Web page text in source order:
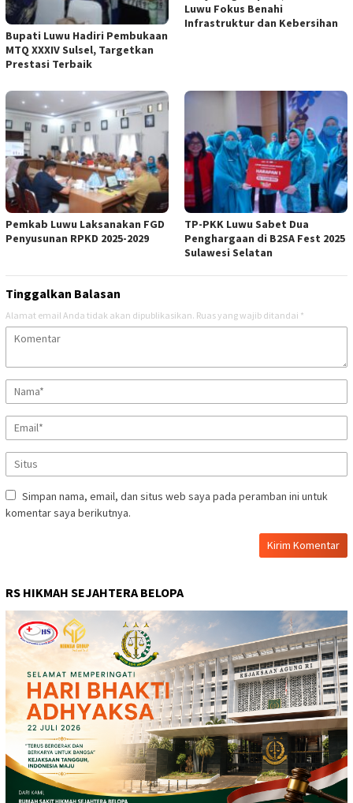
Bupati Luwu Hadiri Pembukaan
MTQ XXXIV Sulsel, Targetkan
Prestasi Terbaik
Luwu Fokus Benahi
Infrastruktur dan Kebersihan
Pemkab Luwu Laksanakan FGD
Penyusunan RPKD 2025-2029
TP-PKK Luwu Sabet Dua
Penghargaan di B2SA Fest 2025
Sulawesi Selatan
Tinggalkan Balasan
Alamat email Anda tidak akan dipublikasikan. Ruas yang wajib ditandai *
Simpan nama, email, dan situs web saya pada peramban ini untuk
komentar saya berikutnya.
RS HIKMAH SEJAHTERA BELOPA